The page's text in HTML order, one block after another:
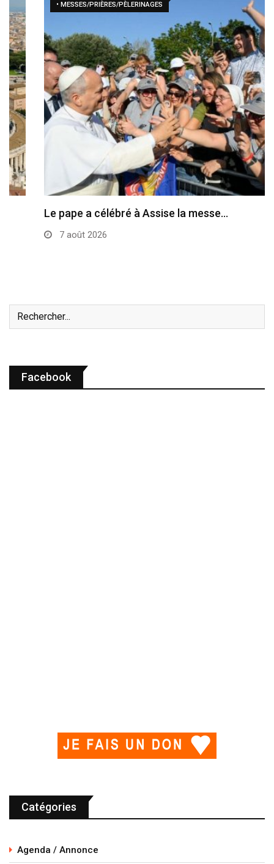
• MESSES/PRIÈRES/PÈLERINAGES
Le pape a célébré à Assise la messe…
7 août 2026
Facebook
Catégories
Agenda / Annonce